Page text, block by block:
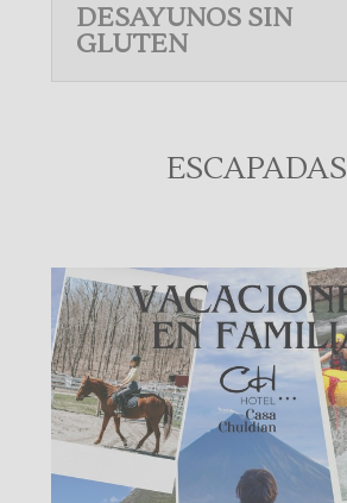
DESAYUNOS SIN
GLUTEN
ESCAPADAS